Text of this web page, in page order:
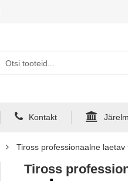
Kontakt
Tiross professionaalne
Tiross